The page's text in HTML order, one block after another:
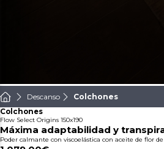
Descanso Colchones
Colchones
Flow Select Origins 150x190
Máxima adaptabilidad y
Poder calmante con viscoelástica con aceite de flor